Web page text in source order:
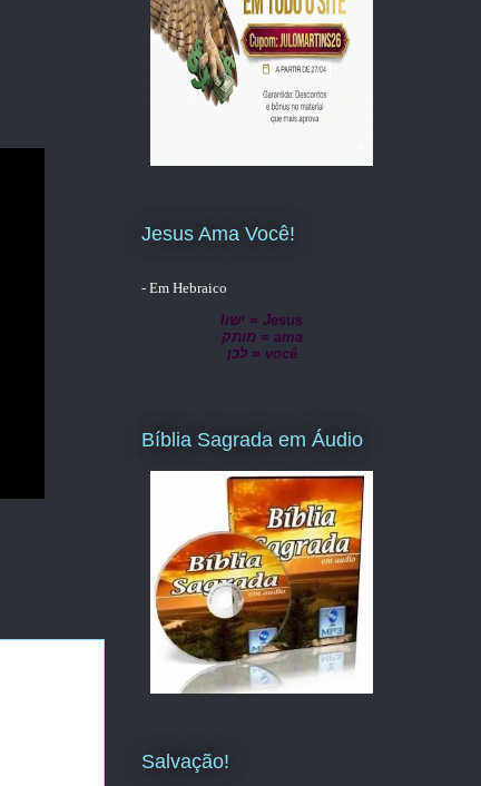
Jesus Ama Você!
- Em Hebraico
lישו = Jesus
מותק = ama
לכן = você
Bíblia Sagrada em Áudio
Salvação!